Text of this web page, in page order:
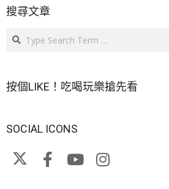
搜尋文章
Search
按個LIKE！吃喝玩樂搶先看
SOCIAL ICONS